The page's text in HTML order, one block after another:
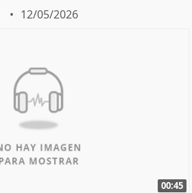
12/05/2026
00:45